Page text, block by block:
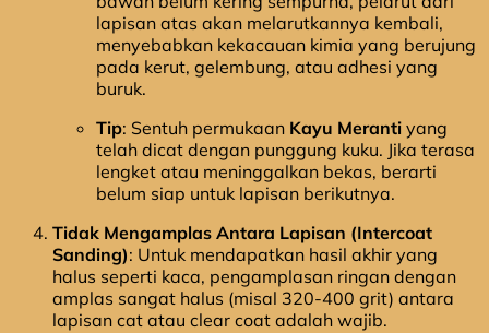
lapisan atas akan melarutkannya kembali,
menyebabkan kekacauan kimia yang berujung
pada kerut, gelembung, atau adhesi yang
buruk.
Tip: Sentuh permukaan Kayu Meranti yang
telah dicat dengan punggung kuku. Jika terasa
lengket atau meninggalkan bekas, berarti
belum siap untuk lapisan berikutnya.
Tidak Mengamplas Antara Lapisan (Intercoat
Sanding): Untuk mendapatkan hasil akhir yang
halus seperti kaca, pengamplasan ringan dengan
amplas sangat halus (misal 320-400 grit) antara
lapisan cat atau clear coat adalah wajib.